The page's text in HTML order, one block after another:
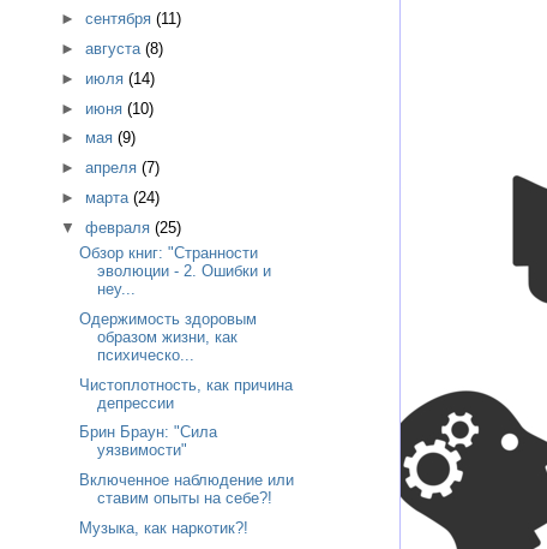
► сентября (11)
► августа (8)
► июля (14)
► июня (10)
► мая (9)
► апреля (7)
► марта (24)
▼ февраля (25)
Обзор книг: "Странности
эволюции - 2. Ошибки и
неу...
Одержимость здоровым
образом жизни, как
психическо...
Чистоплотность, как причина
депрессии
Брин Браун: "Сила
уязвимости"
Включенное наблюдение или
ставим опыты на себе?!
Музыка, как наркотик?!